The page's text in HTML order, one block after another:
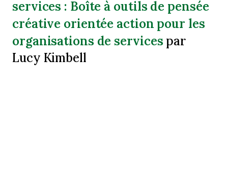
services : Boîte à outils de pensée
créative orientée action pour les
organisations de servicespar
Lucy Kimbell